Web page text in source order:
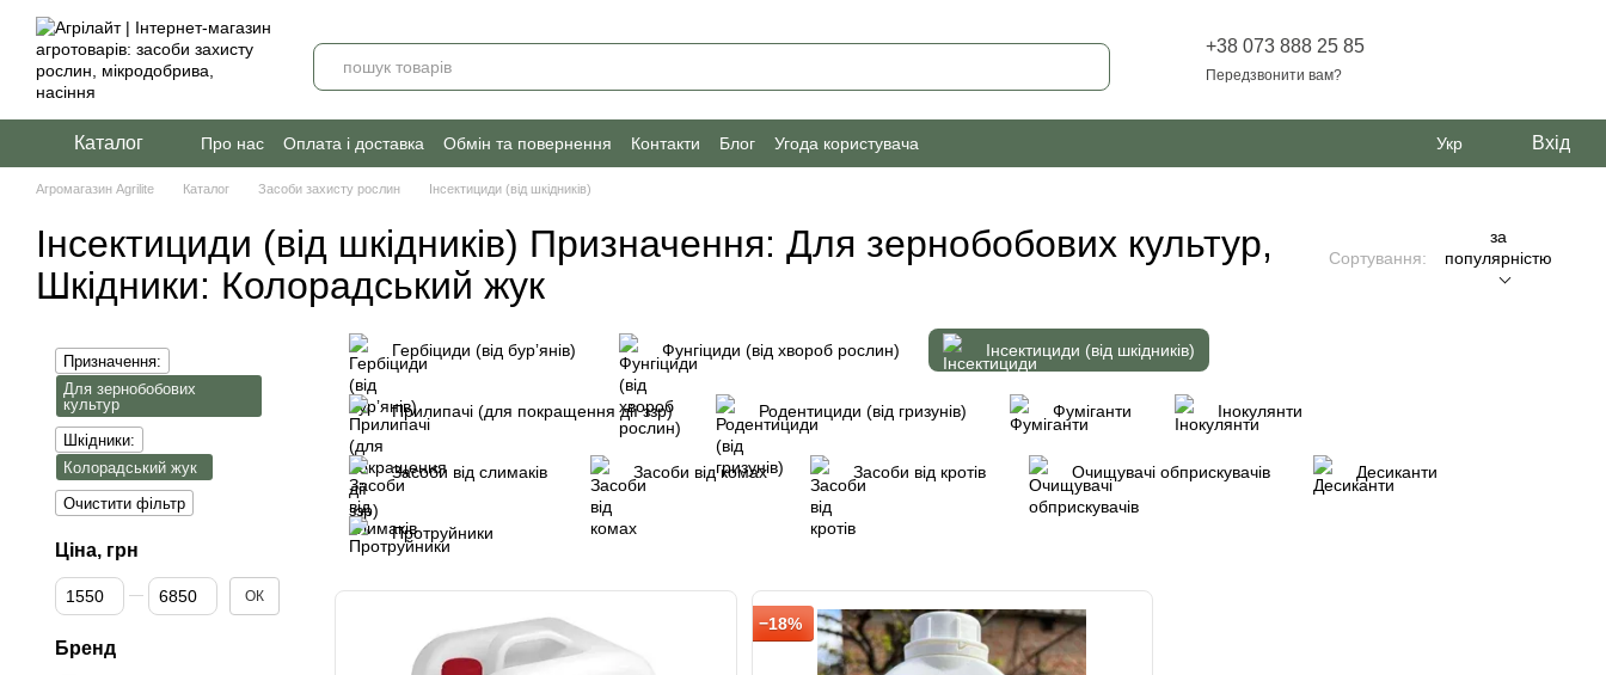
Перейти до основного контенту
+38 073 888 25 85
Передзвонити вам?
Каталог Про нас Оплата і доставка Обмін та повернення Контакти Блог Угода користувача Укр Вхід
Агромагазин Agrilite Каталог Засоби захисту рослин Інсектициди (від шкідників)
Інсектициди (від шкідників) Призначення: Для зернобобових культур,
Шкідники: Колорадський жук
Сортування:
за
популярністю
Гербіциди (від бурʼянів) Фунгіциди (від хвороб рослин) Інсектициди (від шкідників)
Прилипачі (для покращення дії ззр) Родентициди (від гризунів) Фуміганти Інокулянти
Засоби від слимаків Засоби від комах Засоби від кротів Очищувачі обприскувачів Десиканти
Протруйники
−18%
Призначення:
Для зернобобових
культур
Шкідники:
Колорадський жук
Очистити фільтр
Ціна, грн
Від Ціна, грн
До Ціна, грн ОК
Бренд